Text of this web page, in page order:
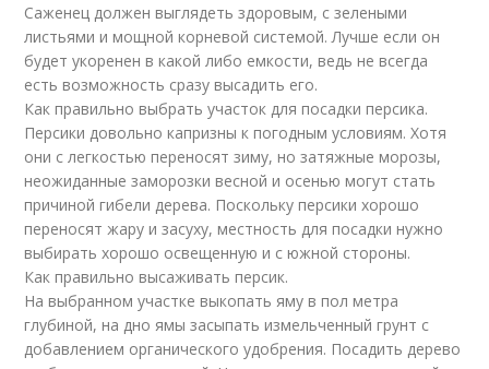
Саженец должен выглядеть здоровым, с зелеными
листьями и мощной корневой системой. Лучше если он
будет укоренен в какой либо емкости, ведь не всегда
есть возможность сразу высадить его.
Как правильно выбрать участок для посадки персика.
Персики довольно капризны к погодным условиям. Хотя
они с легкостью переносят зиму, но затяжные морозы,
неожиданные заморозки весной и осенью могут стать
причиной гибели дерева. Поскольку персики хорошо
переносят жару и засуху, местность для посадки нужно
выбирать хорошо освещенную и с южной стороны.
Как правильно высаживать персик.
На выбранном участке выкопать яму в пол метра
глубиной, на дно ямы засыпать измельченный грунт с
добавлением органического удобрения. Посадить дерево